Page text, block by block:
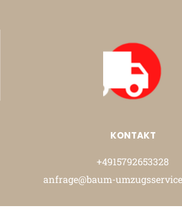
KONTAKT
+4915792653328
anfrage@baum-